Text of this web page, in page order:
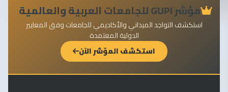
مؤشر GUPI للجامعات العربية والعالمية
استكشف التواجد الميداني والأكاديمي للجامعات وفق المعايير
الدولية المعتمدة
استكشف المؤشر الآن